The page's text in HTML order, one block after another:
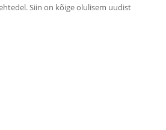
Siin on kõige olulisem uudist